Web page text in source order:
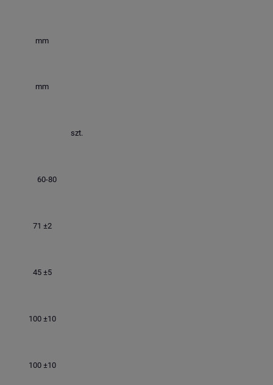
mm
mm
szt.
60-80
71 ±2
45 ±5
100 ±10
100 ±10